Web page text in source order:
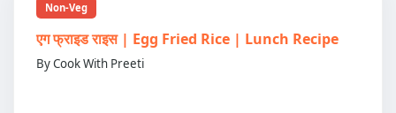
Non-Veg
एग फ्राइड राइस | Egg Fried Rice | Lunch Recipe
By Cook With Preeti